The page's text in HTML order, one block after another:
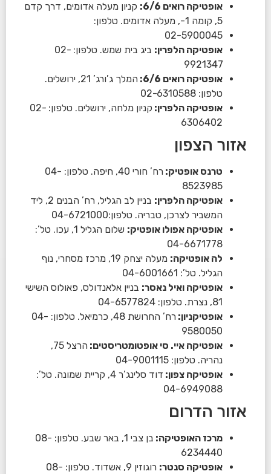
אופטיקה רואים 6/6:
קניון מעלה אדומים, דרך קדם
5, קומה 1-, מעלה אדומים. טלפון:
02-5900045
אופטיקה הלפרין:
ביג בית שמש. טלפון: 02-
9921347
אופטיקה רואים 6/6:
המלך ג’ורג’ 21, ירושלים.
טלפון: 02-6310588
אופטיקה הלפרין:
קניון מלחה, ירושלים. טלפון: 02-
6306402
אזור הצפון
טרנס אופטיק:
רח’ חורי 40, חיפה. טלפון: 04-
8523985
אופטיקה הלפרין:
בניין לב הגליל, רח’ הבנים 2, ליד
המשביר לצרכן, טבריה. טלפון:04-6721000
אופטיקה אפולו אופטיק:
שלום הגליל 1, עכו. טל’:
04-6671778
לה אופטיקה:
מעלה יצחק 19, מרכז מסחרי, נוף
הגליל. טל’: 04-6001661
אופטיקה ואיל נאסר: בניין אלאנדולס, פאולוס השישי
81, נצרת. טלפון: 04-6577824
אופטיקניון:
רח’ החרושת 48, כרמיאל. טלפון: 04-
9580050
אופטיקה איי. סי אופטומטריסטים:
הרצל 75,
נהריה. טלפון: 04-9001115
אופטיקה צפון:
דוד סלינג’ר 4, קריית שמונה. טל’:
04-6949088
אזור הדרום
מרכז האופטיקה:
בן צבי 1, באר שבע. טלפון: 08-
6234440
אופטיקה סנטר:
רוגוזין 9, אשדוד. טלפון: 08-